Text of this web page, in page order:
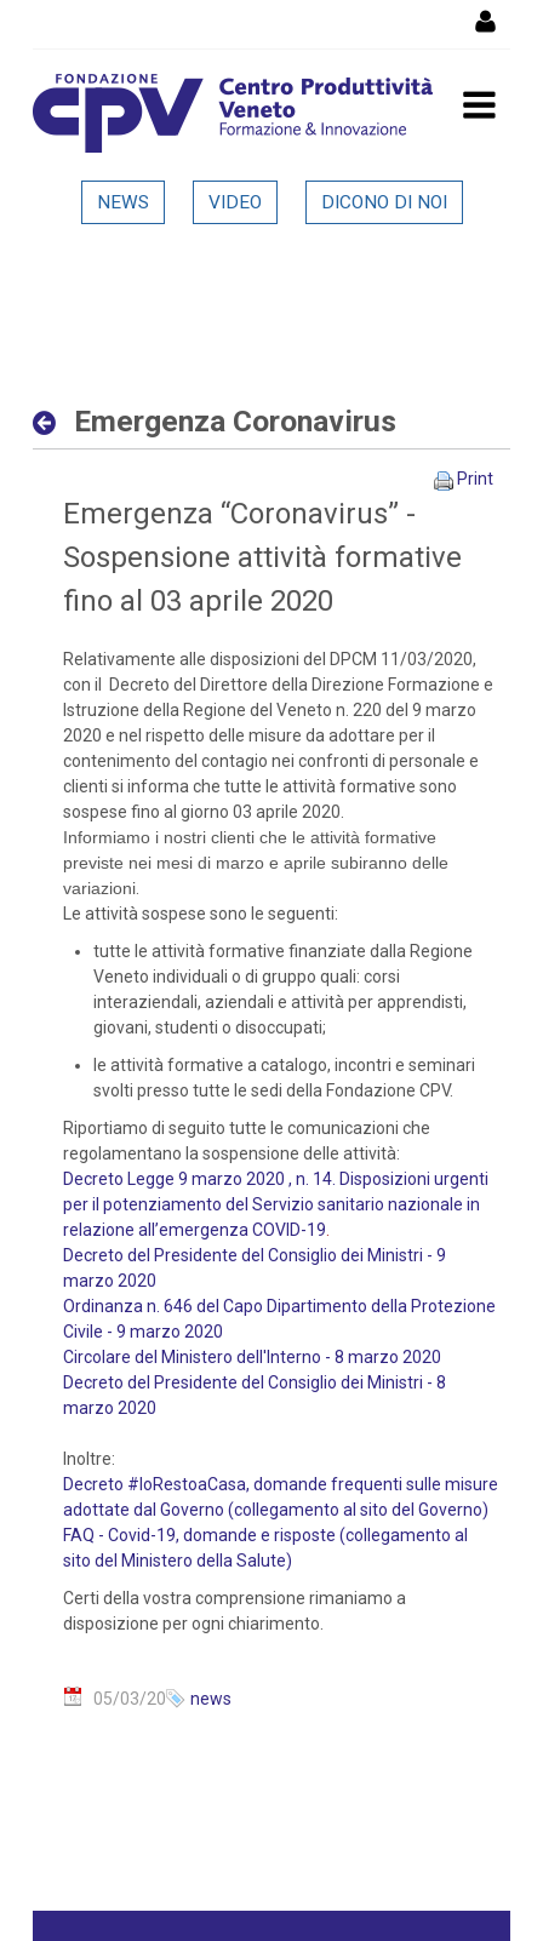
Emergenza Coronavirus -
NEWS VIDEO DICONO DI NOI
Emergenza Coronavirus
Print
Emergenza “Coronavirus” -
Sospensione attività formative
fino al 03 aprile 2020
Relativamente alle disposizioni del DPCM 11/03/2020,
con il Decreto del Direttore della Direzione Formazione e
Istruzione della Regione del Veneto n. 220 del 9 marzo
2020 e nel rispetto delle misure da adottare per il
contenimento del contagio nei confronti di personale e
clienti si informa che tutte le attività formative sono
sospese fino al giorno 03 aprile 2020.
Informiamo i nostri clienti che le attività formative
previste nei mesi di marzo e aprile subiranno delle
variazioni.
Le attività sospese sono le seguenti:
tutte le attività formative finanziate dalla Regione
Veneto individuali o di gruppo quali: corsi
interaziendali, aziendali e attività per apprendisti,
giovani, studenti o disoccupati;
le attività formative a catalogo, incontri e seminari
svolti presso tutte le sedi della Fondazione CPV.
Riportiamo di seguito tutte le comunicazioni che
regolamentano la sospensione delle attività:
Decreto Legge 9 marzo 2020 , n. 14. Disposizioni urgenti
per il potenziamento del Servizio sanitario nazionale in
relazione all’emergenza COVID-19.
Decreto del Presidente del Consiglio dei Ministri - 9
marzo 2020
Ordinanza n. 646 del Capo Dipartimento della Protezione
Civile - 9 marzo 2020
Circolare del Ministero dell'Interno - 8 marzo 2020
Decreto del Presidente del Consiglio dei Ministri - 8
marzo 2020
Inoltre:
Decreto #IoRestoaCasa, domande frequenti sulle misure
adottate dal Governo (collegamento al sito del Governo)
FAQ - Covid-19, domande e risposte (collegamento al
sito del Ministero della Salute)
Certi della vostra comprensione rimaniamo a
disposizione per ogni chiarimento.
05/03/20 news